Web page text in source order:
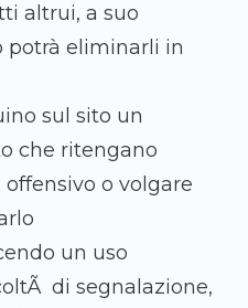
altrui, a suo
potrà eliminarli in
sul sito un
che ritengano
o volgare
un uso
di segnalazione,